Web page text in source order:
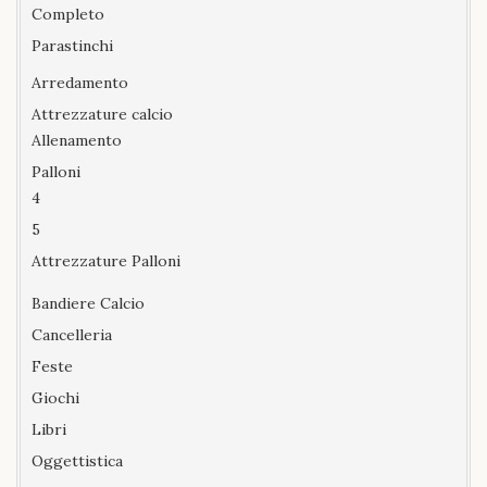
Completo
Parastinchi
Arredamento
Attrezzature calcio
Allenamento
Palloni
4
5
Attrezzature Palloni
Bandiere Calcio
Cancelleria
Feste
Giochi
Libri
Oggettistica